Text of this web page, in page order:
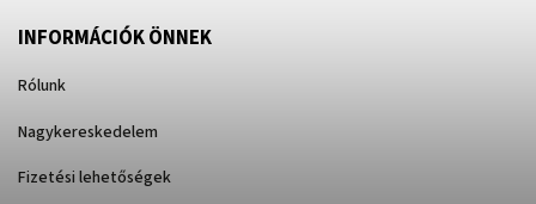
INFORMÁCIÓK ÖNNEK
Rólunk
Nagykereskedelem
Fizetési lehetőségek